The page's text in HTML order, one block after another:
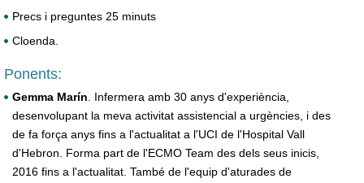
Precs i preguntes 25 minuts
Cloenda.
Ponents:
Gemma Marín. Infermera amb 30 anys d'experiència,
desenvolupant la meva activitat assistencial a urgències, i des
de fa força anys fins a l'actualitat a l'UCI de l'Hospital Vall
d'Hebron. Forma part de l'ECMO Team des dels seus inicis,
2016 fins a l'actualitat. També de l'equip d'aturades de